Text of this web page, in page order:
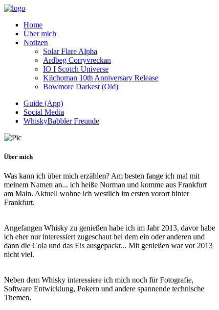
Home
Über mich
Notizen
Solar Flare Alpha
Ardbeg Corryvreckan
IO I Scotch Universe
Kilchoman 10th Anniversary Release
Bowmore Darkest (Old)
Guide (App)
Social Media
WhiskyBabbler Freunde
Über mich
Was kann ich über mich erzählen? Am besten fange ich mal mit
meinem Namen an... ich heiße Norman und komme aus Frankfurt
am Main. Aktuell wohne ich westlich im ersten vorort hinter
Frankfurt.
Angefangen Whisky zu genießen habe ich im Jahr 2013, davor habe
ich eher nur interessiert zugeschaut bei dem ein oder anderen und
dann die Cola und das Eis ausgepackt... Mit genießen war vor 2013
nicht viel.
Neben dem Whisky interessiere ich mich noch für Fotografie,
Software Entwicklung, Pokern und andere spannende technische
Themen.